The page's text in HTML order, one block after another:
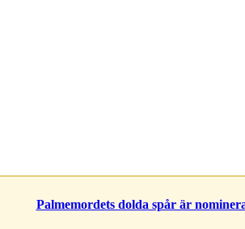
Palmemordets dolda spår är